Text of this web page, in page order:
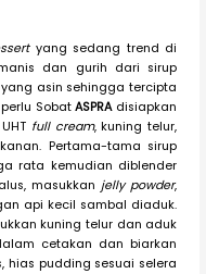
yang sedang trend di
dan gurih dari sirup
asin sehingga tercipta
SobatASPRAdisiapkan
full cream, kuning telur,
Pertama-tama sirup
rata kemudian diblender
masukkan jelly powder,
api kecil sambal diaduk.
kuning telur dan aduk
cetakan dan biarkan
hias pudding sesuai selera